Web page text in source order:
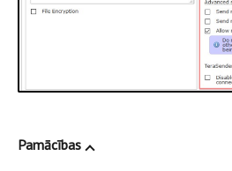
Pamācības